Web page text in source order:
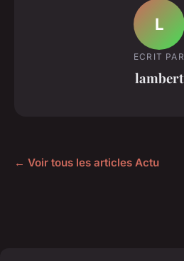
L
ECRIT PAR
lambert
← Voir tous les articles Actu